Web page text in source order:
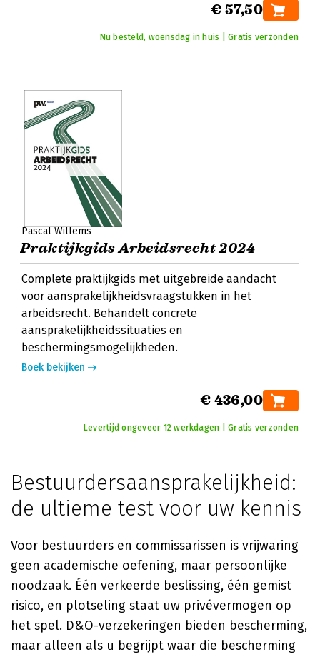
€ 57,50
Nu besteld, woensdag in huis | Gratis verzonden
Pascal Willems
Praktijkgids Arbeidsrecht 2024
Complete praktijkgids met uitgebreide aandacht
voor aansprakelijkheidsvraagstukken in het
arbeidsrecht. Behandelt concrete
aansprakelijkheidssituaties en
beschermingsmogelijkheden.
Boek bekijken
€ 436,00
Levertijd ongeveer 12 werkdagen | Gratis verzonden
Bestuurdersaansprakelijkheid:
de ultieme test voor uw kennis
Voor bestuurders en commissarissen is vrijwaring
geen academische oefening, maar persoonlijke
noodzaak. Één verkeerde beslissing, één gemist
risico, en plotseling staat uw privévermogen op
het spel. D&O-verzekeringen bieden bescherming,
maar alleen als u begrijpt waar die bescherming